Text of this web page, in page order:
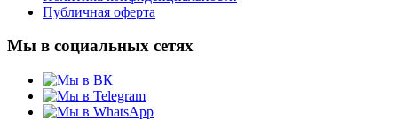
Публичная оферта
Мы в социальных сетях